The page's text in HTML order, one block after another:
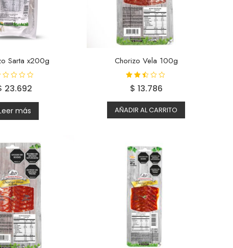
Sarta x200g
23.692
más
Chorizo Vela 100g
Valora
do
2.38
de 5
$ 13.786
AÑADIR AL CARRITO